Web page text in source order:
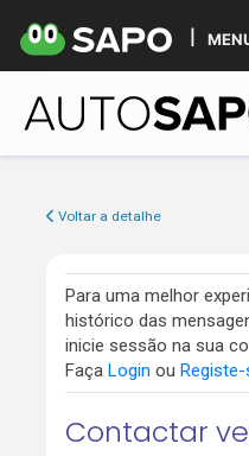
Voltar a detalhe
Para uma melhor
histórico das
inicie sessão na sua
Faça Login ou Registe-
Contactar